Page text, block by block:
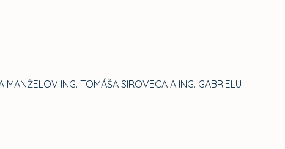
ING. TOMÁŠA SIROVECA A ING. GABRIELU